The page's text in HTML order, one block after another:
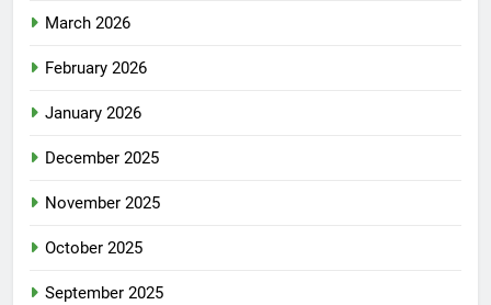
March 2026
February 2026
January 2026
December 2025
November 2025
October 2025
September 2025